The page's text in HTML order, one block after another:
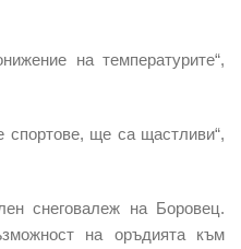
на температурите“,
спортове, ще са щастливи“,
снеговалеж на Боровец.
на оръдията към